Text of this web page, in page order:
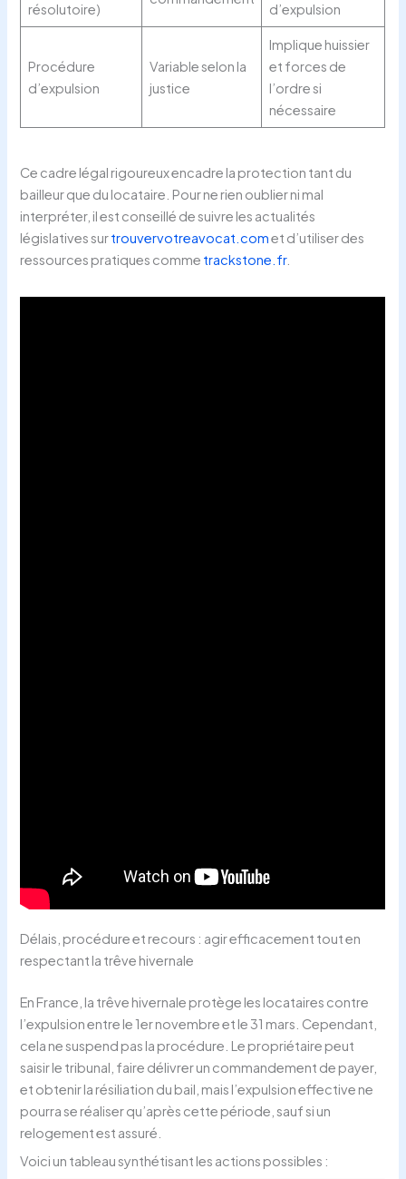
résolutoire) d’expulsion
Procédure
d’expulsion
Variable selon la
justice
Implique huissier
et forces de
l’ordre si
nécessaire
Ce cadre légal rigoureux encadre la protection tant du
bailleur que du locataire. Pour ne rien oublier ni mal
interpréter, il est conseillé de suivre les actualités
législatives surtrouvervotreavocat.comet d’utiliser des
ressources pratiques comme trackstone.fr.
Délais, procédure et recours : agir efficacement tout en
respectant la trêve hivernale
En France, la trêve hivernale protège les locataires contre
l’expulsion entre le 1er novembre et le 31 mars. Cependant,
cela ne suspend pas la procédure. Le propriétaire peut
saisir le tribunal, faire délivrer un commandement de payer,
et obtenir la résiliation du bail, mais l’expulsion effective ne
pourra se réaliser qu’après cette période, sauf si un
relogement est assuré.
Voici un tableau synthétisant les actions possibles :